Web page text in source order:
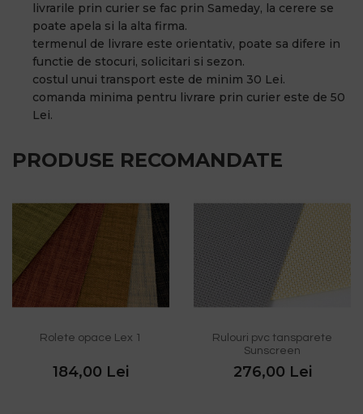
livrarile prin curier se fac prin Sameday, la cerere se
poate apela si la alta firma.
termenul de livrare este orientativ, poate sa difere in
functie de stocuri, solicitari si sezon.
costul unui transport este de minim 30 Lei.
comanda minima pentru livrare prin curier este de 50
Lei.
PRODUSE RECOMANDATE
Rolete opace Lex 1
184,00 Lei
Rulouri pvc tansparete
Sunscreen
276,00 Lei